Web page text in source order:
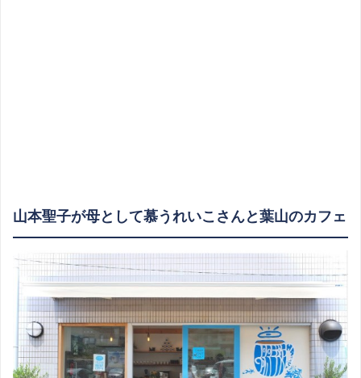
山本聖子が母として慕うれいこさんと葉山のカフェ